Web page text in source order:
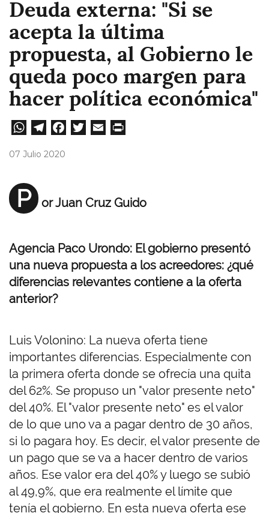
Deuda externa: "Si se
acepta la última
propuesta, al Gobierno le
queda poco margen para
hacer política económica"
W
A
pp
Te
m
Fa
07 Julio 2020
P or Juan Cruz Guido
Agencia Paco Urondo: El gobierno presentó
una nueva propuesta a los acreedores: ¿qué
diferencias relevantes contiene a la oferta
anterior?
Luis Volonino: La nueva oferta tiene
importantes diferencias. Especialmente con
la primera oferta donde se ofrecía una quita
del 62%. Se propuso un "valor presente neto"
del 40%. El "valor presente neto" es el valor
de lo que uno va a pagar dentro de 30 años,
si lo pagara hoy. Es decir, el valor presente de
un pago que se va a hacer dentro de varios
años. Ese valor era del 40% y luego se subió
al 49,9%, que era realmente el límite que
tenía el gobierno. En esta nueva oferta ese